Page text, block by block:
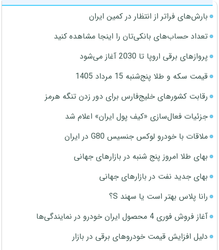
بارش‌های فراتر از انتظار در کمین ایران
تعداد حساب‌های بانکی‌تان را اینجا مشاهده کنید
پروازهای برقی اروپا تا 2030 آغاز می‌شود
قیمت سکه و طلا پنج‌شنبه 15 مرداد 1405
رقابت کشورهای خلیج‌فارس برای دور زدن تنگه هرمز
جزئیات فعال‌سازی «کیف پول ایران» اعلام شد
ملاقات با خودرو لوکس جنسیس G80 در ایران
بهای طلا امروز پنج شنبه در بازارهای جهانی
بهای جدید نفت در بازارهای جهانی
رانا پلاس بهتر است یا سهند S؟
آغاز فروش فوری 4 محصول ایران خودرو در نمایندگی‌ها
دلیل افزایش قیمت خودروهای برقی در بازار